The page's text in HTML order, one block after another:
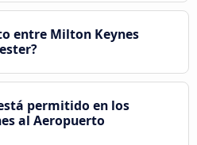
entre Milton Keynes
permitido en los
al Aeropuerto